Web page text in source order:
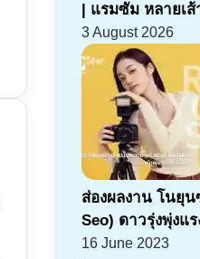
| แรมซัม หลายเส้
3 August 2026
ส่องผลงาน โนยุน
Seo) ดาวรุ่งพุ่งแ
16 June 2023